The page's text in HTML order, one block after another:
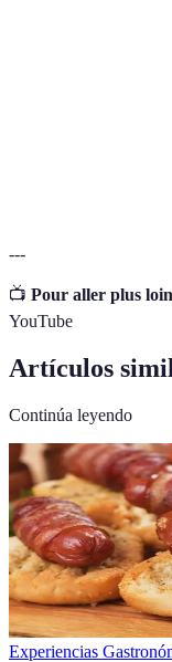
---
📺 Pour aller plus
YouTube
Artículos
Continúa leyendo
Experiencias